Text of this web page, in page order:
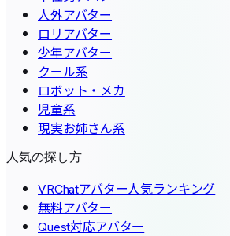
人外アバター
ロリアバター
少年アバター
クール系
ロボット・メカ
児童系
現実お姉さん系
人気の探し方
VRChatアバター人気ランキング
無料アバター
Quest対応アバター